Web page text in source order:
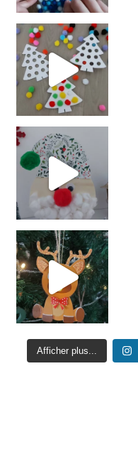
Afficher plus...